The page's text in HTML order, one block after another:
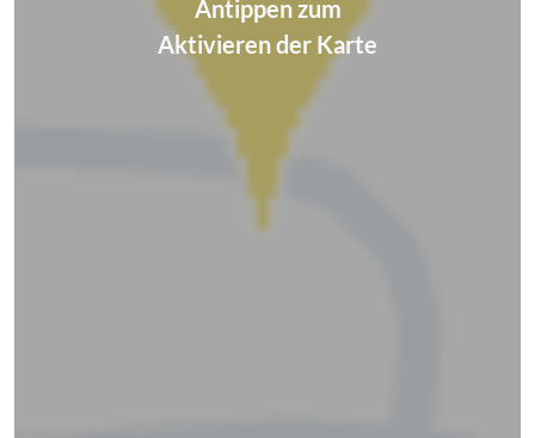
Antippen zum
Aktivieren der Karte